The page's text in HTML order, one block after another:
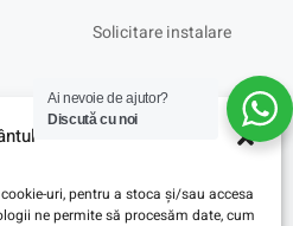
uri, pentru a stoca și/sau accesa
ne permite să procesăm date, cum
Solicitare instalare
Ai nevoie de ajutor?
Discută cu noi